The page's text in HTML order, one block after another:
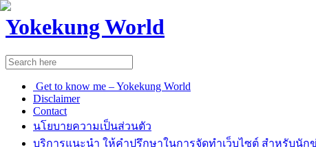
Yokekung World
Get to know me – Yokekung World
Disclaimer
Contact
นโยบายความเป็นส่วนตัว
บริการแนะนำ ให้คำปรึกษาในการจัดทำเว็บไซต์ สำหรับนักข่